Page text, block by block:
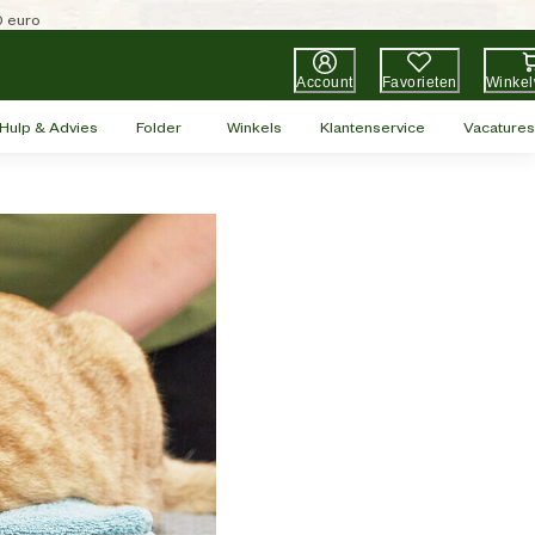
euro
Account Favorieten
Hulp & Advies Folder Winkels Klantenservice Vacatures